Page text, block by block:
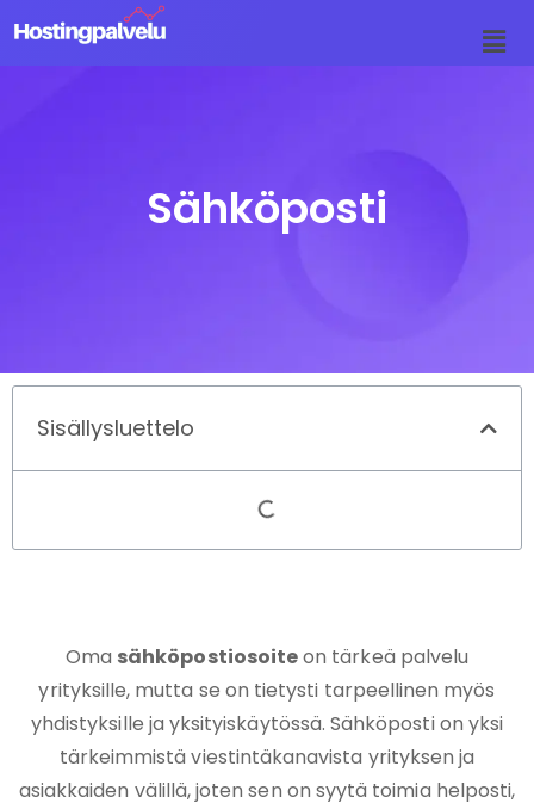
Sähköposti
Sisällysluettelo
Oma sähköpostiosoiteon tärkeä palvelu
yrityksille, mutta se on tietysti tarpeellinen myös
yhdistyksille ja yksityiskäytössä. Sähköposti on yksi
tärkeimmistä viestintäkanavista yrityksen ja
asiakkaiden välillä, joten sen on syytä toimia helposti,